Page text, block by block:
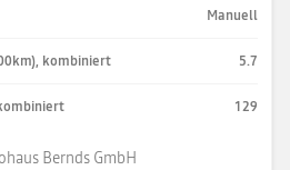
Manuell
kombiniert 5.7
129
Bernds GmbH